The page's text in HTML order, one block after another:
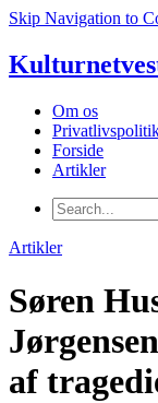
Skip Navigation to
Om os
Forside
Artikler
Artikler
Søren
af